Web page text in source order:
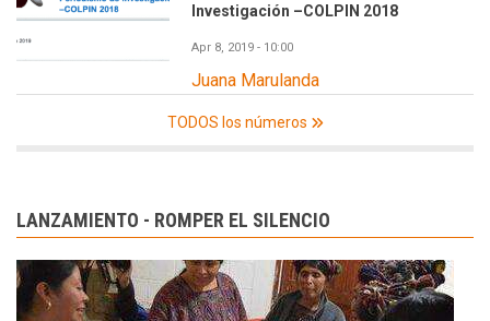
Investigación –COLPIN 2018
Apr 8, 2019 - 10:00
Juana Marulanda
TODOS los números
LANZAMIENTO - ROMPER EL SILENCIO